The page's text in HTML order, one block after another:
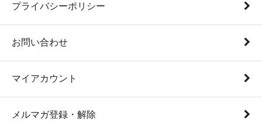
プライバシーポリシー
お問い合わせ
マイアカウント
メルマガ登録・解除